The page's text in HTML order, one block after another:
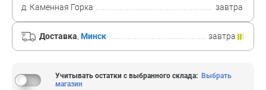
д. Каменная Горка
завтра
Доставка, Минск завтра
Учитывать остатки с выбранного склада: Выбрать
магазин